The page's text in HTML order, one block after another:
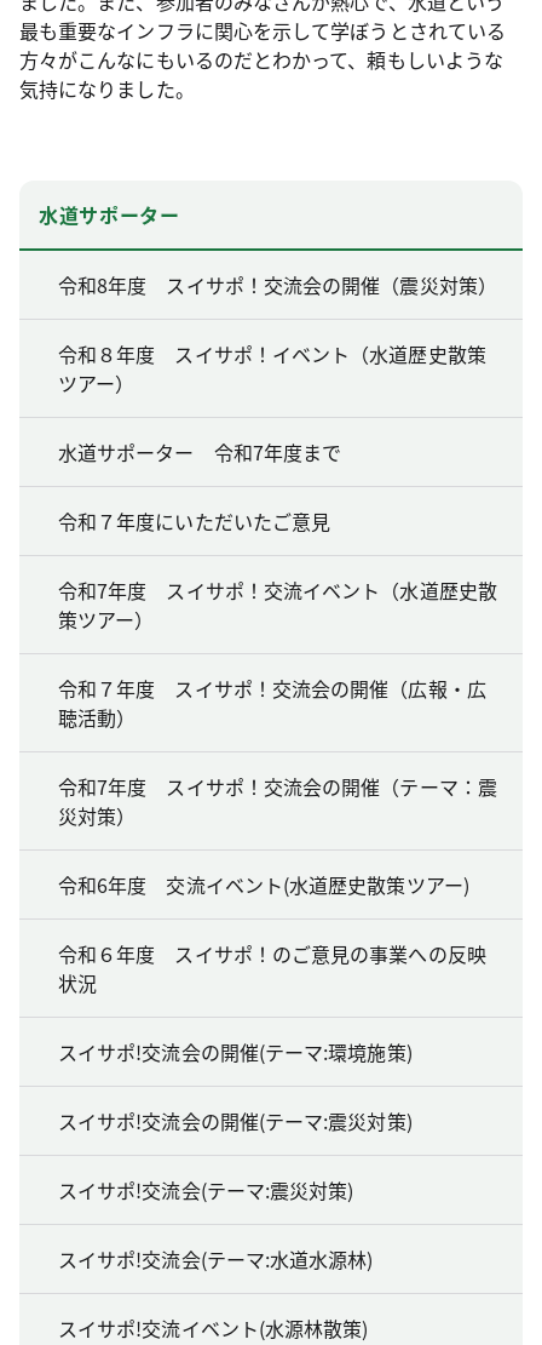
最も重要なインフラに関心を示して学ぼうとされている
方々がこんなにもいるのだとわかって、頼もしいような
気持になりました。
水道サポーター
令和8年度 スイサポ！交流会の開催（震災対策）
令和８年度 スイサポ！イベント（水道歴史散策
ツアー）
水道サポーター 令和7年度まで
令和７年度にいただいたご意見
令和7年度 スイサポ！交流イベント（水道歴史散
策ツアー）
令和７年度 スイサポ！交流会の開催（広報・広
聴活動）
令和7年度 スイサポ！交流会の開催（テーマ：震
災対策）
令和6年度 交流イベント(水道歴史散策ツアー)
令和６年度 スイサポ！のご意見の事業への反映
状況
スイサポ!交流会の開催(テーマ:環境施策)
スイサポ!交流会の開催(テーマ:震災対策)
スイサポ!交流会(テーマ:震災対策)
スイサポ!交流会(テーマ:水道水源林)
スイサポ!交流イベント(水源林散策)